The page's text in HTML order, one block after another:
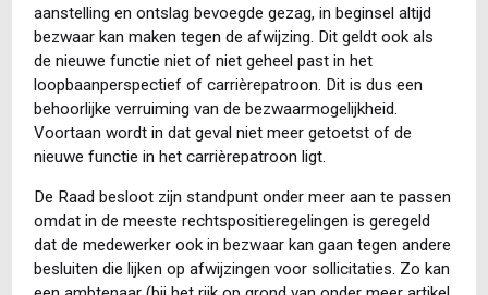
aanstelling en ontslag bevoegde gezag, in beginsel altijd
bezwaar kan maken tegen de afwijzing. Dit geldt ook als
de nieuwe functie niet of niet geheel past in het
loopbaanperspectief of carrièrepatroon. Dit is dus een
behoorlijke verruiming van de bezwaarmogelijkheid.
Voortaan wordt in dat geval niet meer getoetst of de
nieuwe functie in het carrièrepatroon ligt.
De Raad besloot zijn standpunt onder meer aan te passen
omdat in de meeste rechtspositieregelingen is geregeld
dat de medewerker ook in bezwaar kan gaan tegen andere
besluiten die lijken op afwijzingen voor sollicitaties. Zo kan